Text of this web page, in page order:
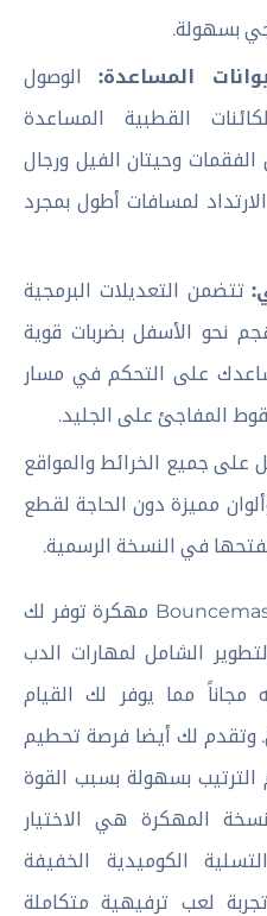
بسهولة.
المساعدة: الوصول
القطبية المساعدة
وحيتان الفيل ورجال
لمسافات أطول بمجرد
تتضمن التعديلات البرمجية
نحو الأسفل بضربات قوية
على التحكم في مسار
المفاجئ على الجليد.
جميع الخرائط والمواقع
مميزة دون الحاجة لقطع
في النسخة الرسمية.
وبناء على ذلك فإن لعبة Bouncemasters مهكرة توفر لك
الشامل لمهارات الدب
مجاناً مما يوفر لك القيام
وتقدم لك أيضا فرصة تحطيم
الترتيب بسهولة بسبب القوة
المهكرة هي الاختيار
الكوميدية الخفيفة
لعب ترفيهية متكاملة